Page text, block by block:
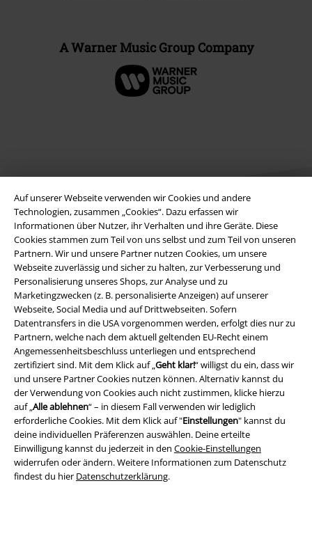
Auf unserer Webseite verwenden wir Cookies und andere
Technologien, zusammen „Cookies“. Dazu erfassen wir
Informationen über Nutzer, ihr Verhalten und ihre Geräte. Diese
Cookies stammen zum Teil von uns selbst und zum Teil von unseren
Partnern. Wir und unsere Partner nutzen Cookies, um unsere
Webseite zuverlässig und sicher zu halten, zur Verbesserung und
Personalisierung unseres Shops, zur Analyse und zu
Marketingzwecken (z. B. personalisierte Anzeigen) auf unserer
Webseite, Social Media und auf Drittwebseiten. Sofern
Datentransfers in die USA vorgenommen werden, erfolgt dies nur zu
Partnern, welche nach dem aktuell geltenden EU-Recht einem
Angemessenheitsbeschluss unterliegen und entsprechend
zertifiziert sind. Mit dem Klick auf „Geht klar!“ willigst du ein, dass wir
und unsere Partner Cookies nutzen können. Alternativ kannst du
der Verwendung von Cookies auch nicht zustimmen, klicke hierzu
auf „Alle ablehnen“ – in diesem Fall verwenden wir lediglich
erforderliche Cookies. Mit dem Klick auf "Einstellungen" kannst du
deine individuellen Präferenzen auswählen. Deine erteilte
Einwilligung kannst du jederzeit in den Cookie-Einstellungen
widerrufen oder ändern. Weitere Informationen zum Datenschutz
findest du hier Datenschutzerklärung.
A Warner Music Group Company
Rechtliches
AGB
Impressum
Datenschutz
Entsorgung und Umweltschutz
Konformitätserklärung
Information zur Barrierefreiheit
Cookie-Einstellungen